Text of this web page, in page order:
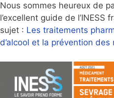
Nous sommes heureux de
l’excellent guide de l’INESS
sujet : Les traitements
d’alcool et la prévention des